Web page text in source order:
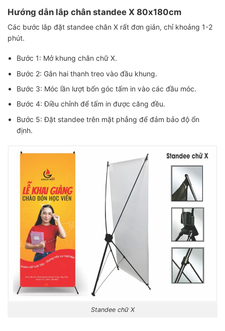
Hướng dẫn lắp chân standee X 80x180cm
Các bước lắp đặt standee chân X rất đơn giản, chỉ khoảng 1-2
phút.
Bước 1: Mở khung chân chữ X.
Bước 2: Gắn hai thanh treo vào đầu khung.
Bước 3: Móc lần lượt bốn góc tấm in vào các đầu móc.
Bước 4: Điều chỉnh để tấm in được căng đều.
Bước 5: Đặt standee trên mặt phẳng để đảm bảo độ ổn
định.
Standee chữ X